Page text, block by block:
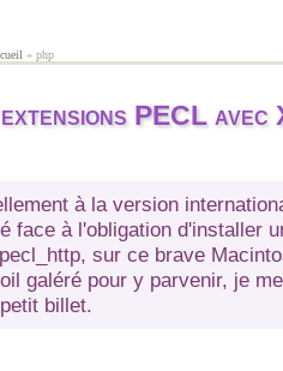
» php
PECL avec
à la version
face à l'obligation d'installer
sur ce brave
galéré pour y parvenir, je
billet.